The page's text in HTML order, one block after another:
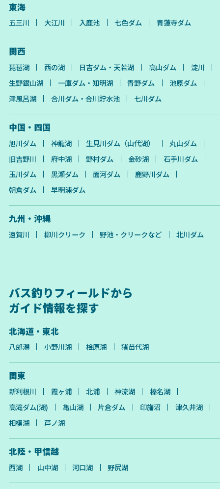
東海
五三川 大江川 入鹿池 七色ダム 青蓮寺ダム
関西
琵琶湖 西の湖 日吉ダム・天若湖 高山ダム
淀川
生野銀山湖
一庫ダム・知明湖 青野ダム
池原ダム
津風呂湖
合川ダム・合川貯水池 七川ダム
中国・四国
旭川ダム 神龍湖 生見川ダム（山代湖）
丸山ダム
旧吉野川
府中湖 野村ダム 金砂湖
石手川ダム
玉川ダム
黒瀬ダム 面河ダム
鹿野川ダム
朝倉ダム
早明浦ダム
九州・沖縄
遠賀川 柳川クリーク 野池・クリークなど 北川ダム
バス釣りフィールドから
ガイド情報を探す
北海道・東北
八郎潟 小野川湖 桧原湖 猪苗代湖
関東
新利根川 霞ヶ浦 北浦 神流湖
榛名湖
高滝ダム(湖)
亀山湖 片倉ダム 印旛沼
津久井湖
相模湖
芦ノ湖
北陸・甲信越
西湖 山中湖 河口湖 野尻湖